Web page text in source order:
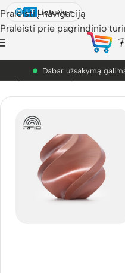
Praleisti į navigaciją
Praleisti prie pagrindinio
LT Lietuvių
PETG
Spausdinimo plastikai/